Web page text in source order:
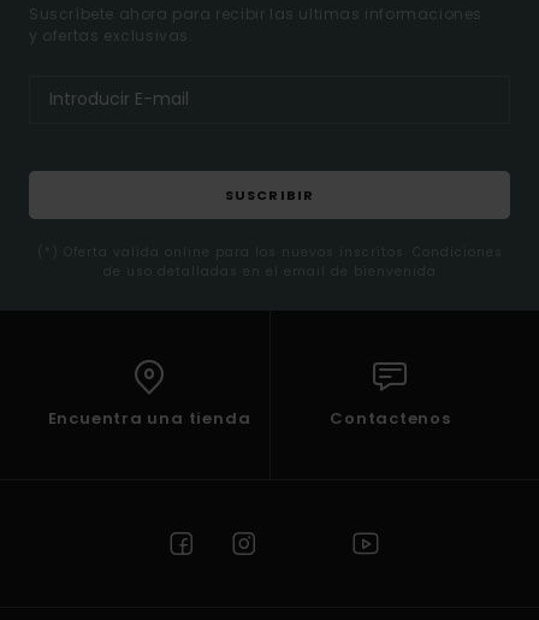
Suscríbete ahora para recibir las ultimas informaciones
y ofertas exclusivas.
SUSCRIBIR
(*) Oferta valida online para los nuevos inscritos. Condiciones
de uso detalladas en el email de bienvenida
Encuentra una tienda Contactenos